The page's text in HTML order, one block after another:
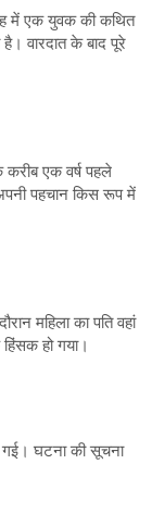
में एक युवक की कथित
वारदात के बाद पूरे
एक वर्ष पहले
पहचान किस रूप में
महिला का पति वहां
हो गया।
गई। घटना की सूचना